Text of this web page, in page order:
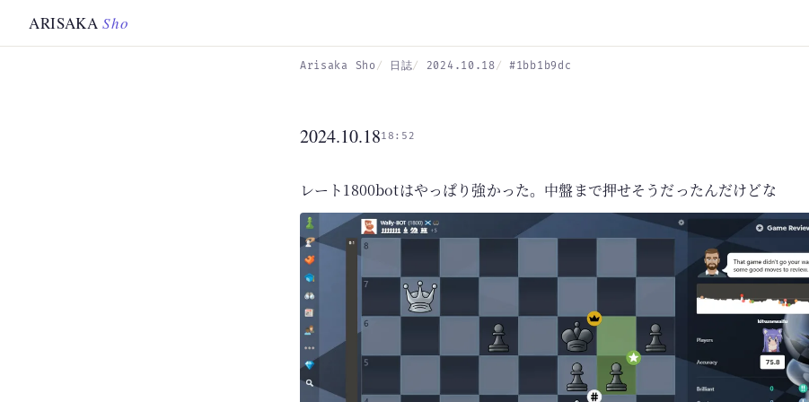
ARISAKASho
Arisaka Sho 日誌 2024.10.18 #1bb1b9dc
2024.10.1818:52
レート1800botはやっぱり強かった。中盤まで押せそうだったんだけどな